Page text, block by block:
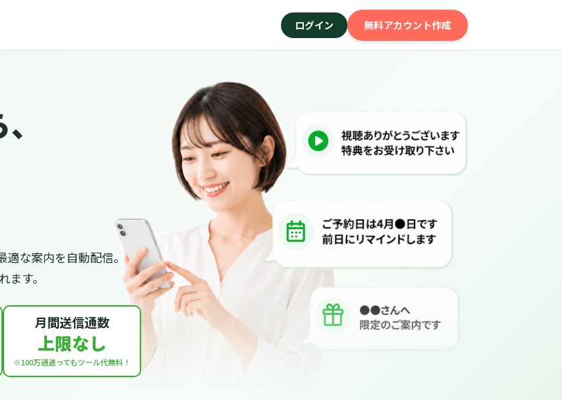
ログイン 無料アカウント作成
適な案内を自動配信。
す。
月間送信通数
上限なし
※100万通送ってもツール代無料！